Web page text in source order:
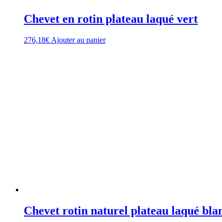
Chevet en rotin plateau laqué vert
276,18€ Ajouter au panier
Chevet rotin naturel plateau laqué